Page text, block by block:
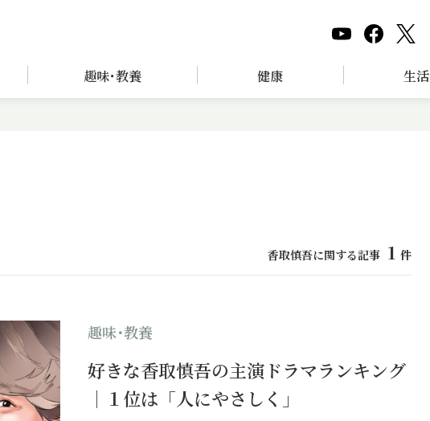
趣味･教養 健康 生活
香取慎吾に関する記事 1 件
趣味･教養
好きな香取慎吾の主演ドラマランキング
｜１位は「人にやさしく」